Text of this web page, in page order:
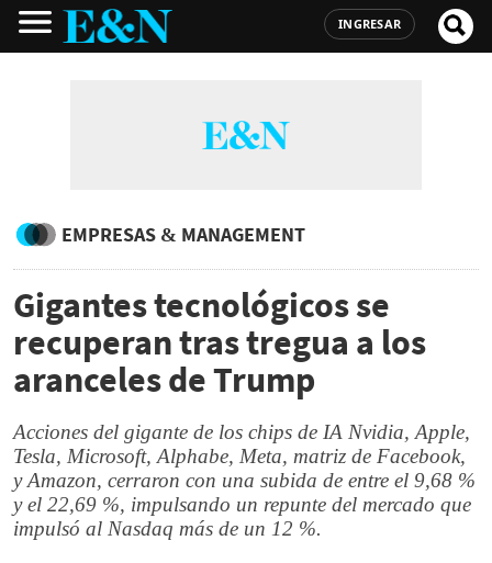
INGRESAR
EMPRESAS & MANAGEMENT
Gigantes tecnológicos se
recuperan tras tregua a los
aranceles de Trump
Acciones del gigante de los chips de IA Nvidia, Apple,
Tesla, Microsoft, Alphabe, Meta, matriz de Facebook,
y Amazon, cerraron con una subida de entre el 9,68 %
y el 22,69 %, impulsando un repunte del mercado que
impulsó al Nasdaq más de un 12 %.